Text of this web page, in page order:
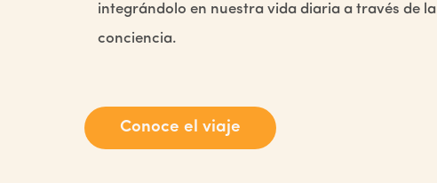
integrándolo en nuestra vida diaria a través de la
conciencia.
Conoce el viaje